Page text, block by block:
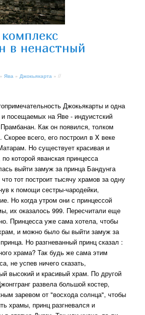
в ненастный
»Ява » Джокьякарта » //
Джокьякарты и одна
посещаемых на Яве - индуистский
Как он появился, толком
всего, его построил в X веке
Но существует красивая и
которой яванская принцесса
выйти замуж за принца Бандунга
тот построит тысячу храмов за одну
к помощи сестры-чародейки,
Но когда утром они с принцессой
их оказалось 999. Пересчитали еще
Принцесса уже сама хотела, чтобы
и можно было бы выйти замуж за
Но разгневанный принц сказал :
храма? Так будь же сама этим
не успев ничего сказать,
высокий и красивый храм. По другой
развела большой костер,
заревом от "восхода солнца", чтобы
храмы, принц разгневался и